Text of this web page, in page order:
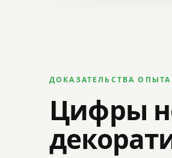
ДОКАЗАТЕЛЬСТВА ОПЫТА
Цифры